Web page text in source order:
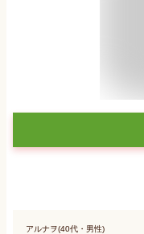
アルナヲ(40代・男性)